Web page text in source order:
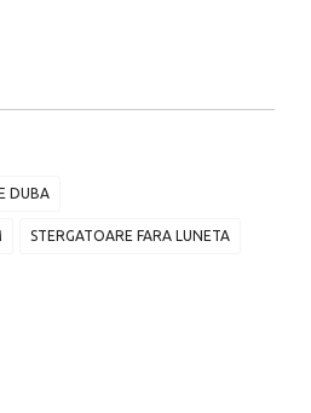
DUBA
STERGATOARE FARA LUNETA